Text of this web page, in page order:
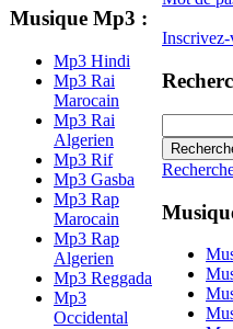
Musique Mp3 :
Mp3 Hindi
Mp3 Rai
Marocain
Mp3 Rai
Algerien
Mp3 Rif
Mp3 Gasba
Mp3 Rap
Marocain
Mp3 Rap
Algerien
Mp3 Reggada
Mp3
Occidental
Inscrivez-